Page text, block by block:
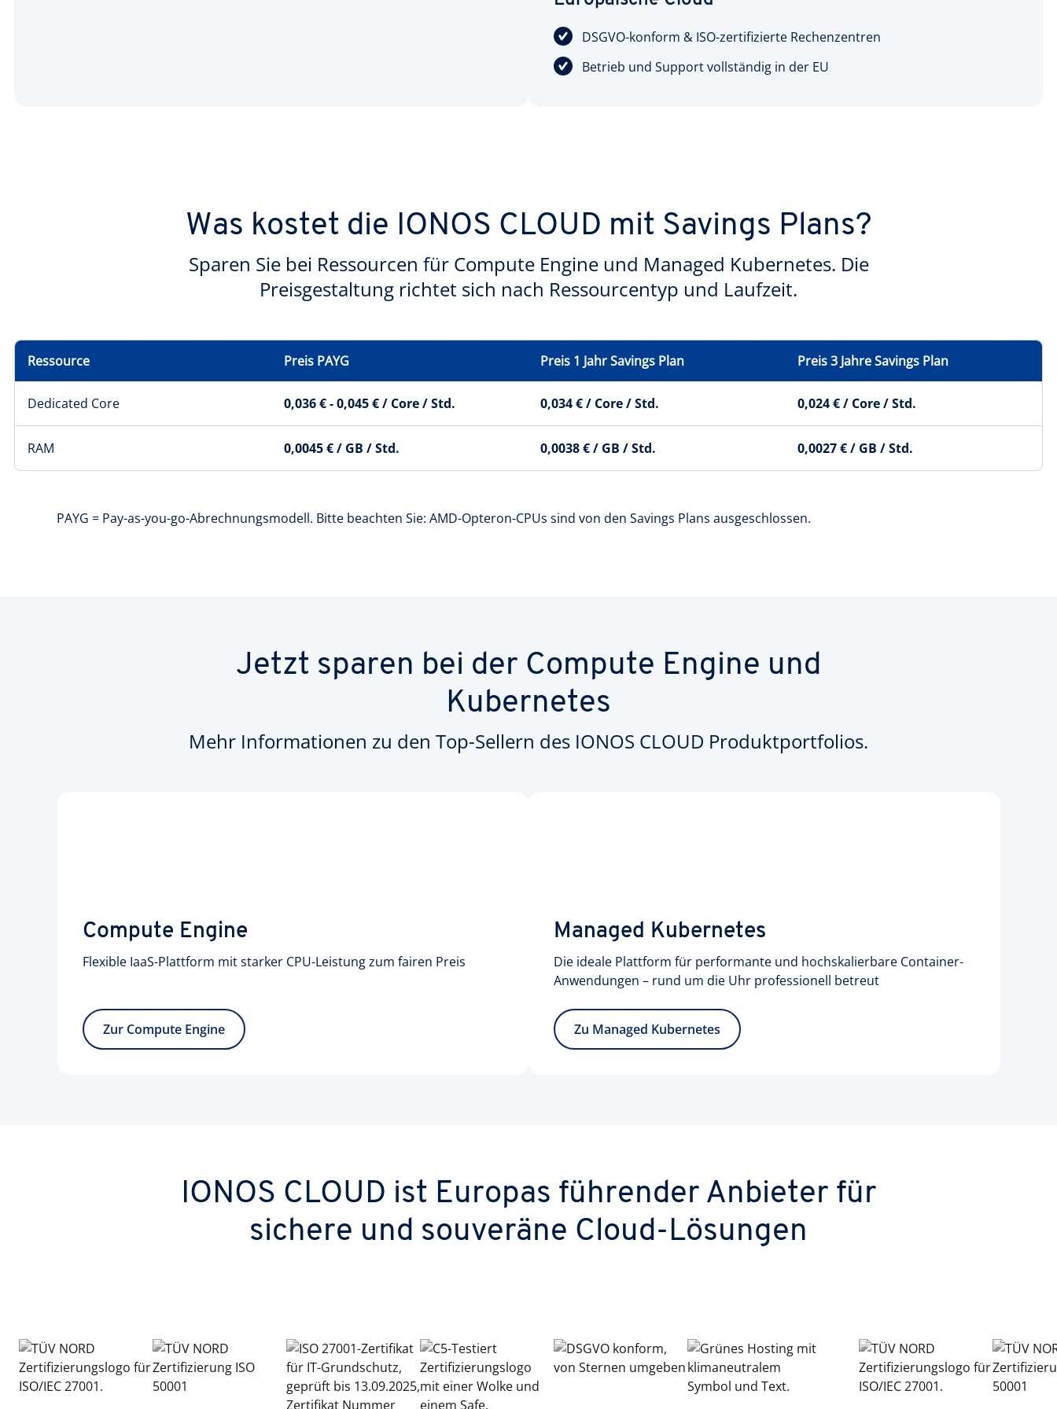
DSGVO-konform & ISO-zertifizierte Rechenzentren
Betrieb und Support vollständig in der EU
Was kostet die IONOS CLOUD mit Savings Plans?
Sparen Sie bei Ressourcen für Compute Engine und Managed Kubernetes. Die
Preisgestaltung richtet sich nach Ressourcentyp und Laufzeit.
Ressource Preis PAYG Preis 1 Jahr Savings Plan Preis 3 Jahre Savings Plan
Dedicated Core 0,036 € - 0,045 € / Core / Std. 0,034 € / Core / Std. 0,024 € / Core / Std.
RAM 0,0045 € / GB / Std. 0,0038 € / GB / Std. 0,0027 € / GB / Std.
PAYG = Pay-as-you-go-Abrechnungsmodell. Bitte beachten Sie: AMD-Opteron-CPUs sind von den Savings Plans ausgeschlossen.
Jetzt sparen bei der Compute Engine und
Kubernetes
Mehr Informationen zu den Top-Sellern des IONOS CLOUD Produktportfolios.
Compute Engine
Flexible IaaS-Plattform mit starker CPU-Leistung zum fairen Preis
Zur Compute Engine
Managed Kubernetes
Die ideale Plattform für performante und hochskalierbare Container-
Anwendungen – rund um die Uhr professionell betreut
Zu Managed Kubernetes
IONOS CLOUD ist Europas führender Anbieter für
sichere und souveräne Cloud-Lösungen